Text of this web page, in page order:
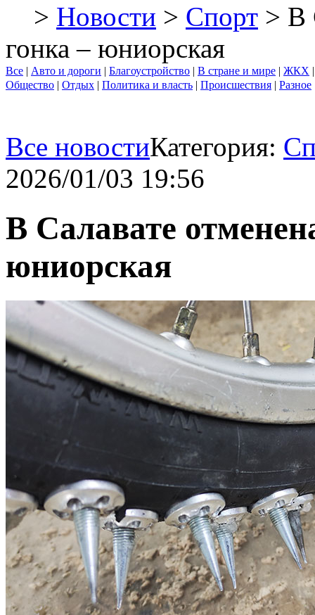
> Новости > Спорт > В
гонка – юниорская
Все | Авто и дороги | Благоустройство | В стране и мире | ЖКХ
Общество | Отдых | Политика и власть | Происшествия | Разное
Все новостиКатегория:
2026/01/03 19:56
В Салавате
юниорская